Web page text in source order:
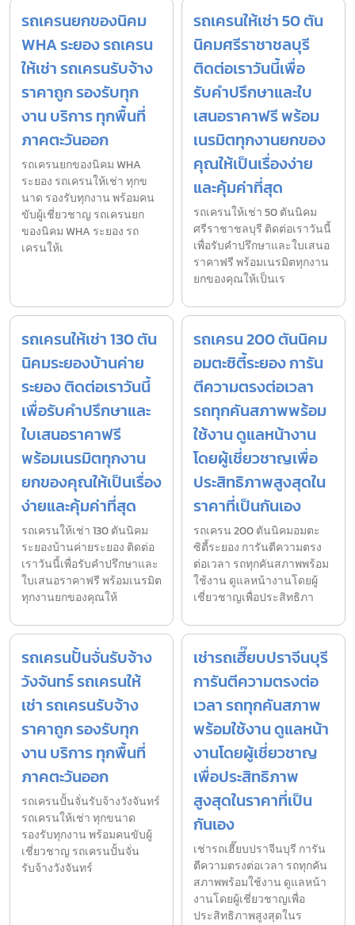
รถเครนยกของนิคม
WHA ระยอง รถเครน
ให้เช่า รถเครนรับจ้าง
ราคาถูก รองรับทุก
งาน บริการ ทุกพื้นที่
ภาคตะวันออก
รถเครนยกของนิคม WHA
ระยอง รถเครนให้เช่า ทุกข
นาด รองรับทุกงาน พร้อมคน
ขับผู้เชี่ยวชาญ รถเครนยก
ของนิคม WHA ระยอง รถ
เครนให้เ
รถเครนให้เช่า 50 ตัน
นิคมศรีราชาชลบุรี
ติดต่อเราวันนี้เพื่อ
รับคำปรึกษาและใบ
เสนอราคาฟรี พร้อม
เนรมิตทุกงานยกของ
คุณให้เป็นเรื่องง่าย
และคุ้มค่าที่สุด
รถเครนให้เช่า 50 ตันนิคม
ศรีราชาชลบุรี ติดต่อเราวันนี้
เพื่อรับคำปรึกษาและใบเสนอ
ราคาฟรี พร้อมเนรมิตทุกงาน
ยกของคุณให้เป็นเร
รถเครนให้เช่า 130 ตัน
นิคมระยองบ้านค่าย
ระยอง ติดต่อเราวันนี้
เพื่อรับคำปรึกษาและ
ใบเสนอราคาฟรี
พร้อมเนรมิตทุกงาน
ยกของคุณให้เป็นเรื่อง
ง่ายและคุ้มค่าที่สุด
รถเครนให้เช่า 130 ตันนิคม
ระยองบ้านค่ายระยอง ติดต่อ
เราวันนี้เพื่อรับคำปรึกษาและ
ใบเสนอราคาฟรี พร้อมเนรมิต
ทุกงานยกของคุณให้
รถเครน 200 ตันนิคม
อมตะซิตี้ระยอง การัน
ตีความตรงต่อเวลา
รถทุกคันสภาพพร้อม
ใช้งาน ดูแลหน้างาน
โดยผู้เชี่ยวชาญเพื่อ
ประสิทธิภาพสูงสุดใน
ราคาที่เป็นกันเอง
รถเครน 200 ตันนิคมอมตะ
ซิตี้ระยอง การันตีความตรง
ต่อเวลา รถทุกคันสภาพพร้อม
ใช้งาน ดูแลหน้างานโดยผู้
เชี่ยวชาญเพื่อประสิทธิภา
รถเครนปั้นจั่นรับจ้าง
วังจันทร์ รถเครนให้
เช่า รถเครนรับจ้าง
ราคาถูก รองรับทุก
งาน บริการ ทุกพื้นที่
ภาคตะวันออก
รถเครนปั้นจั่นรับจ้างวังจันทร์
รถเครนให้เช่า ทุกขนาด
รองรับทุกงาน พร้อมคนขับผู้
เชี่ยวชาญ รถเครนปั้นจั่น
รับจ้างวังจันทร์
เช่ารถเฮี๊ยบปราจีนบุรี
การันตีความตรงต่อ
เวลา รถทุกคันสภาพ
พร้อมใช้งาน ดูแลหน้า
งานโดยผู้เชี่ยวชาญ
เพื่อประสิทธิภาพ
สูงสุดในราคาที่เป็น
กันเอง
เช่ารถเฮี๊ยบปราจีนบุรี การัน
ตีความตรงต่อเวลา รถทุกคัน
สภาพพร้อมใช้งาน ดูแลหน้า
งานโดยผู้เชี่ยวชาญเพื่อ
ประสิทธิภาพสูงสุดในร